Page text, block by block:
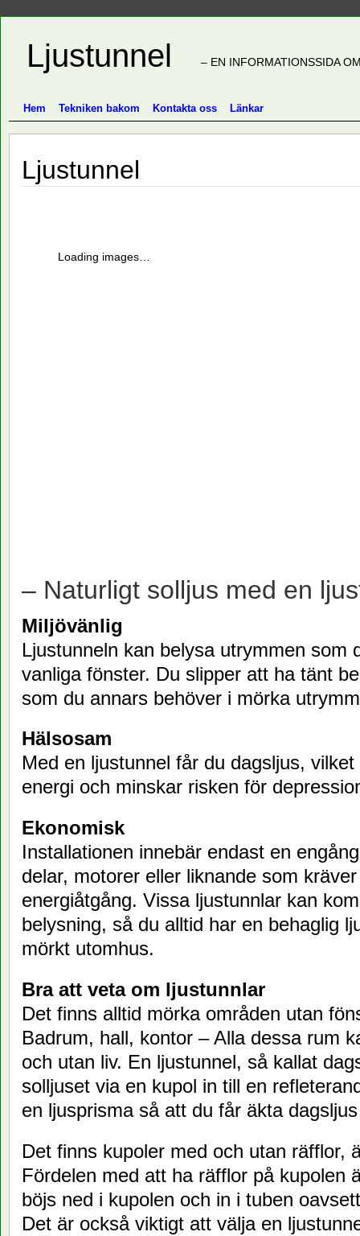
Ljustunnel – EN INFORMATIONSSIDA
Hem Tekniken bakom Kontakta oss Länkar
Ljustunnel
Loading images…
– Naturligt solljus med en
Miljövänlig
Ljustunneln kan belysa utrymmen som
vanliga fönster. Du slipper att ha tänt
som du annars behöver i mörka
Hälsosam
Med en ljustunnel får du dagsljus,
energi och minskar risken för
Ekonomisk
Installationen innebär endast en
delar, motorer eller liknande som
energiåtgång. Vissa ljustunnlar kan
belysning, så du alltid har en behaglig
mörkt utomhus.
Bra att veta om ljustunnlar
Det finns alltid mörka områden utan
Badrum, hall, kontor – Alla dessa rum
och utan liv. En ljustunnel, så kallat
solljuset via en kupol in till en
en ljusprisma så att du får äkta
Det finns kupoler med och utan räfflor,
Fördelen med att ha räfflor på kupolen
böjs ned i kupolen och in i tuben
Det är också viktigt att välja en